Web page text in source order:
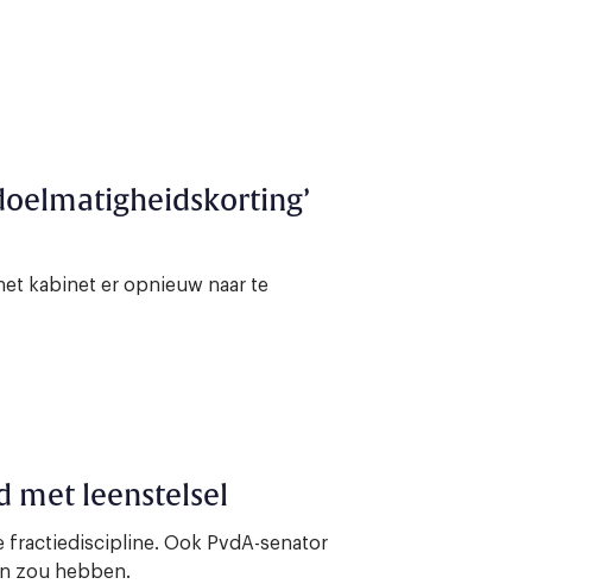
kabinet er opnieuw naar te
met leenstelsel
fractiediscipline. Ook PvdA-senator
zou hebben.